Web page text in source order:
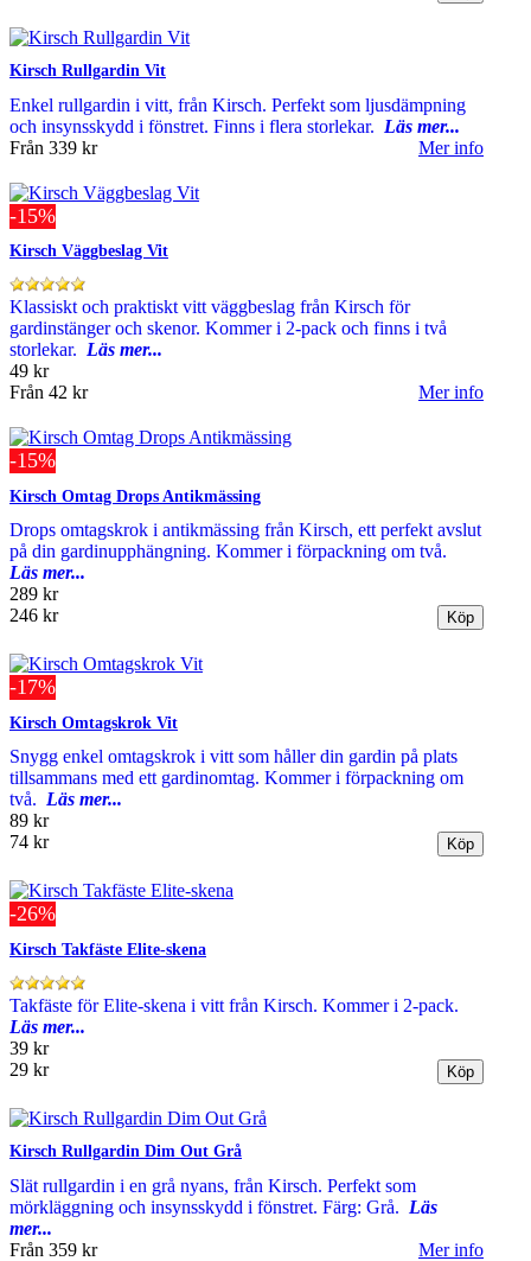
Kirsch Rullgardin Vit
Enkel rullgardin i vitt, från Kirsch. Perfekt som ljusdämpning
och insynsskydd i fönstret. Finns i flera storlekar. Läs mer...
Från 339 kr Mer info
-15%
Kirsch Väggbeslag Vit
Klassiskt och praktiskt vitt väggbeslag från Kirsch för
gardinstänger och skenor. Kommer i 2-pack och finns i två
storlekar. Läs mer...
49 kr
Från 42 kr Mer info
-15%
Kirsch Omtag Drops Antikmässing
Drops omtagskrok i antikmässing från Kirsch, ett perfekt avslut
på din gardinupphängning. Kommer i förpackning om två.
Läs mer...
289 kr
246 kr
-17%
Kirsch Omtagskrok Vit
Snygg enkel omtagskrok i vitt som håller din gardin på plats
tillsammans med ett gardinomtag. Kommer i förpackning om
två. Läs mer...
89 kr
74 kr
-26%
Kirsch Takfäste Elite-skena
Takfäste för Elite-skena i vitt från Kirsch. Kommer i 2-pack.
Läs mer...
39 kr
29 kr
Kirsch Rullgardin Dim Out Grå
Slät rullgardin i en grå nyans, från Kirsch. Perfekt som
mörkläggning och insynsskydd i fönstret. Färg: Grå. Läs
mer...
Från 359 kr Mer info